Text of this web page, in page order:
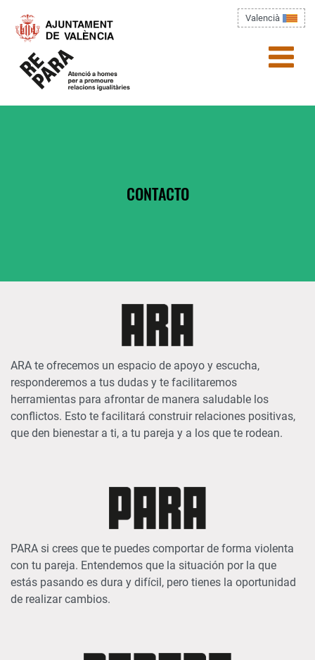
Valencià
CONTACTO
ARA te ofrecemos un espacio de apoyo y escucha,
responderemos a tus dudas y te facilitaremos
herramientas para afrontar de manera saludable los
conflictos. Esto te facilitará construir relaciones positivas,
que den bienestar a ti, a tu pareja y a los que te rodean.
PARA si crees que te puedes comportar de forma violenta
con tu pareja. Entendemos que la situación por la que
estás pasando es dura y difícil, pero tienes la oportunidad
de realizar cambios.